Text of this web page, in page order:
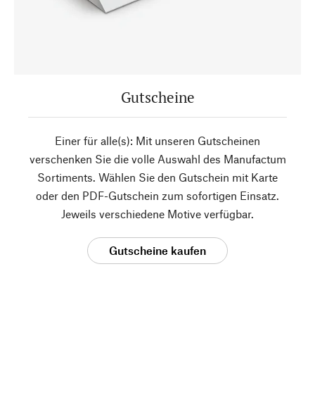
Gutscheine
Einer für alle(s): Mit unseren Gutscheinen
verschenken Sie die volle Auswahl des Manufactum
Sortiments. Wählen Sie den Gutschein mit Karte
oder den PDF-Gutschein zum sofortigen Einsatz.
Jeweils verschiedene Motive verfügbar.
Gutscheine kaufen